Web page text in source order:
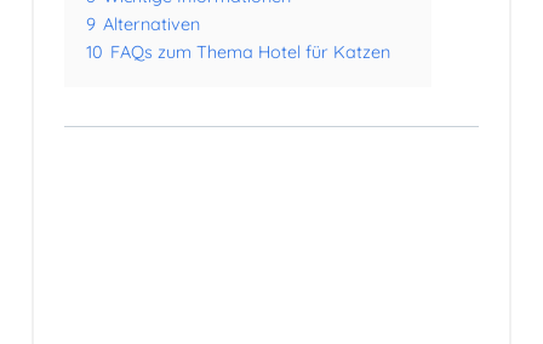
9 Alternativen
10 FAQs zum Thema Hotel für Katzen